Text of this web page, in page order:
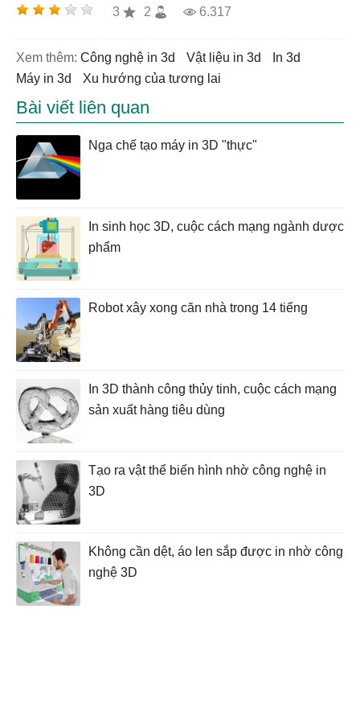
3 2 6.317
Xem thêm: công nghệ in 3d vật liệu in 3d
in 3d
máy in 3d
xu hướng của tương lai
Bài viết liên quan
Nga chế tạo máy in 3D "thực"
In sinh học 3D, cuộc cách mạng ngành dược
phẩm
Robot xây xong căn nhà trong 14 tiếng
In 3D thành công thủy tinh, cuộc cách mạng
sản xuất hàng tiêu dùng
Tạo ra vật thể biến hình nhờ công nghệ in
3D
Không cần dệt, áo len sắp được in nhờ công
nghệ 3D